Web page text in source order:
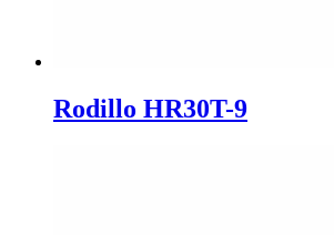
Rodillo HR30T-9